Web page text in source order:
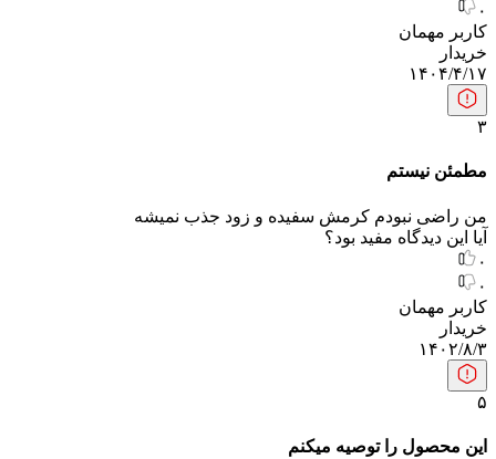
۰
کاربر مهمان
خریدار
۱۴۰۴/۴/۱۷
۳
مطمئن نیستم
من راضی نبودم کرمش سفیده و زود جذب نمیشه
آیا این دیدگاه مفید بود؟
۰
۰
کاربر مهمان
خریدار
۱۴۰۲/۸/۳
۵
این محصول را توصیه میکنم